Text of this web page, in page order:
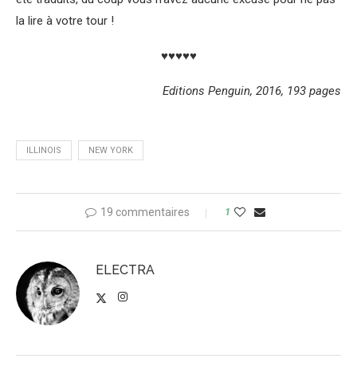
la lire à votre tour !
♥♥♥♥♥
Editions Penguin, 2016, 193 pages
ILLINOIS NEW YORK
19 commentaires 1
ELECTRA